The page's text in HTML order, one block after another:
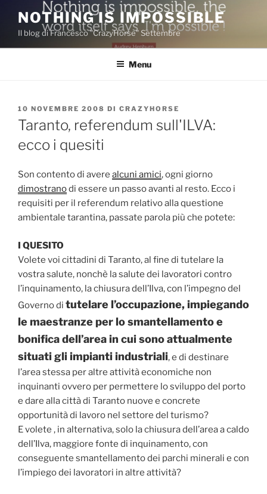
contenuto
NOTHING IS IMPOSSIBLE
Il blog di Francesco "CrazyHorse" Settembre
Menu
PUBBLICATO
IL
10 NOVEMBRE 2008 DI CRAZYHORSE
Taranto, referendum sull'ILVA:
ecco i quesiti
Son contento di avere alcuni amici, ogni giorno
dimostranodi essere un passo avanti al resto. Ecco i
requisiti per il referendum relativo alla questione
ambientale tarantina, passate parola più che potete:
I QUESITO
Volete voi cittadini di Taranto, al fine di tutelare la
vostra salute, nonchè la salute dei lavoratori contro
l’inquinamento, la chiusura dell’Ilva, con l’impegno del
Governo di tutelare l’occupazione, impiegando
le maestranze per lo smantellamento e
bonifica dell’area in cui sono attualmente
situati gli impianti industriali, e di destinare
l’area stessa per altre attività economiche non
inquinanti ovvero per permettere lo sviluppo del porto
e dare alla città di Taranto nuove e concrete
opportunità di lavoro nel settore del turismo?
E volete , in alternativa, solo la chiusura dell’area a caldo
dell’Ilva, maggiore fonte di inquinamento, con
conseguente smantellamento dei parchi minerali e con
l’impiego dei lavoratori in altre attività?